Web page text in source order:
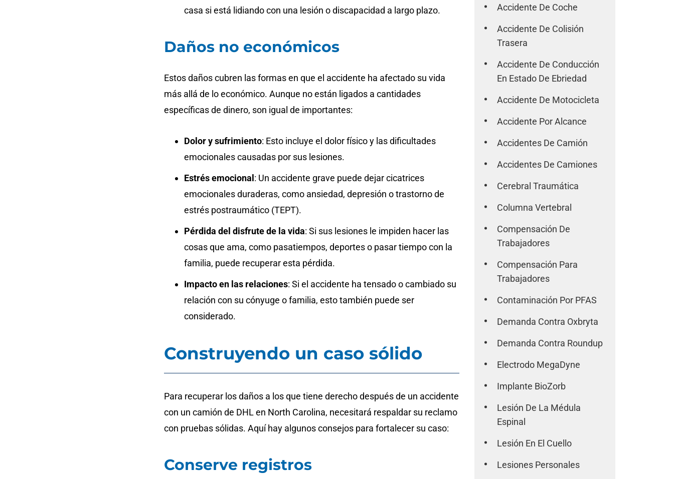
casa si está lidiando con una lesión o discapacidad a largo plazo.
Daños no económicos
Estos daños cubren las formas en que el accidente ha afectado su vida
más allá de lo económico. Aunque no están ligados a cantidades
específicas de dinero, son igual de importantes:
Dolor y sufrimiento: Esto incluye el dolor físico y las dificultades
emocionales causadas por sus lesiones.
Estrés emocional : Un accidente grave puede dejar cicatrices
emocionales duraderas, como ansiedad, depresión o trastorno de
estrés postraumático (TEPT).
Pérdida del disfrute de la vida: Si sus lesiones le impiden hacer las
cosas que ama, como pasatiempos, deportes o pasar tiempo con la
familia, puede recuperar esta pérdida.
Impacto en las relaciones: Si el accidente ha tensado o cambiado su
relación con su cónyuge o familia, esto también puede ser
considerado.
Construyendo un caso sólido
Para recuperar los daños a los que tiene derecho después de un accidente
con un camión de DHL en North Carolina, necesitará respaldar su reclamo
con pruebas sólidas. Aquí hay algunos consejos para fortalecer su caso:
Conserve registros
Accidente De Coche
Accidente De Colisión
Trasera
Accidente De Conducción
En Estado De Ebriedad
Accidente De Motocicleta
Accidente Por Alcance
Accidentes De Camión
Accidentes De Camiones
Cerebral Traumática
Columna Vertebral
Compensación De
Trabajadores
Compensación Para
Trabajadores
Contaminación Por PFAS
Demanda Contra Oxbryta
Demanda Contra Roundup
Electrodo MegaDyne
Implante BioZorb
Lesión De La Médula
Espinal
Lesión En El Cuello
Lesiones Personales